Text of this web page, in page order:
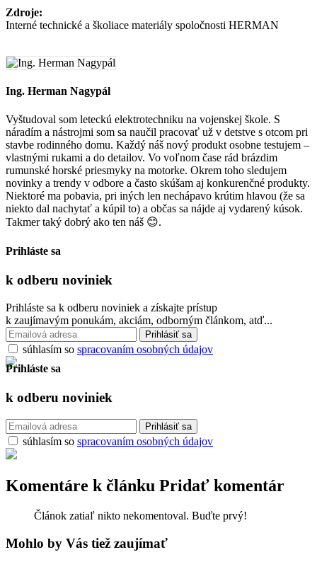
Zdroje:
Interné technické a školiace materiály spoločnosti HERMAN
Ing. Herman Nagypál
Vyštudoval som leteckú elektrotechniku na vojenskej škole. S
náradím a nástrojmi som sa naučil pracovať už v detstve s otcom pri
stavbe rodinného domu. Každý náš nový produkt osobne testujem –
vlastnými rukami a do detailov. Vo voľnom čase rád brázdim
rumunské horské priesmyky na motorke. Okrem toho sledujem
novinky a trendy v odbore a často skúšam aj konkurenčné produkty.
Niektoré ma pobavia, pri iných len nechápavo krútim hlavou (že sa
niekto dal nachytať a kúpil to) a občas sa nájde aj vydarený kúsok.
Takmer taký dobrý ako ten náš 😊.
Prihláste sa
k odberu noviniek
Prihláste sa k odberu noviniek a získajte prístup
k zaujímavým ponukám, akciám, odborným článkom, atď...
súhlasím so spracovaním osobných údajov
Prihláste sa
k odberu noviniek
súhlasím so spracovaním osobných údajov
Komentáre k článku Pridať komentár
Článok zatiaľ nikto nekomentoval. Buďte prvý!
Mohlo by Vás tiež zaujímať